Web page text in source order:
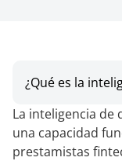
¿Qué es la
La inteligencia de
una capacidad
prestamistas